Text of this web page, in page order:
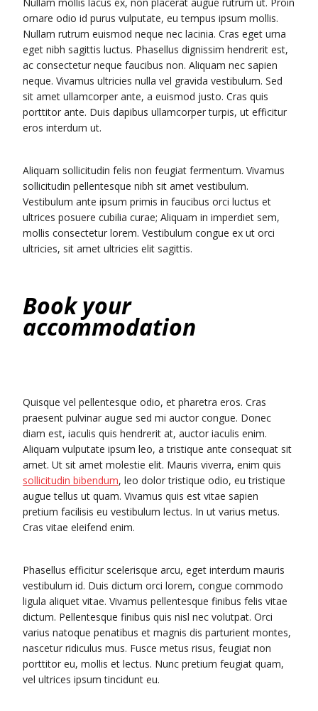
ornare odio id purus vulputate, eu tempus ipsum mollis.
Nullam rutrum euismod neque nec lacinia. Cras eget urna
eget nibh sagittis luctus. Phasellus dignissim hendrerit est,
ac consectetur neque faucibus non. Aliquam nec sapien
neque. Vivamus ultricies nulla vel gravida vestibulum. Sed
sit amet ullamcorper ante, a euismod justo. Cras quis
porttitor ante. Duis dapibus ullamcorper turpis, ut efficitur
eros interdum ut.
Aliquam sollicitudin felis non feugiat fermentum. Vivamus
sollicitudin pellentesque nibh sit amet vestibulum.
Vestibulum ante ipsum primis in faucibus orci luctus et
ultrices posuere cubilia curae; Aliquam in imperdiet sem,
mollis consectetur lorem. Vestibulum congue ex ut orci
ultricies, sit amet ultricies elit sagittis.
Book your
accommodation
Quisque vel pellentesque odio, et pharetra eros. Cras
praesent pulvinar augue sed mi auctor congue. Donec
diam est, iaculis quis hendrerit at, auctor iaculis enim.
Aliquam vulputate ipsum leo, a tristique ante consequat sit
amet. Ut sit amet molestie elit. Mauris viverra, enim quis
sollicitudin bibendum, leo dolor tristique odio, eu tristique
augue tellus ut quam. Vivamus quis est vitae sapien
pretium facilisis eu vestibulum lectus. In ut varius metus.
Cras vitae eleifend enim.
Phasellus efficitur scelerisque arcu, eget interdum mauris
vestibulum id. Duis dictum orci lorem, congue commodo
ligula aliquet vitae. Vivamus pellentesque finibus felis vitae
dictum. Pellentesque finibus quis nisl nec volutpat. Orci
varius natoque penatibus et magnis dis parturient montes,
nascetur ridiculus mus. Fusce metus risus, feugiat non
porttitor eu, mollis et lectus. Nunc pretium feugiat quam,
vel ultrices ipsum tincidunt eu.